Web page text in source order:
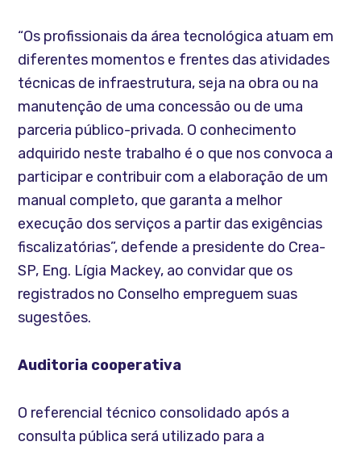
“Os profissionais da área tecnológica atuam em
diferentes momentos e frentes das atividades
técnicas de infraestrutura, seja na obra ou na
manutenção de uma concessão ou de uma
parceria público-privada. O conhecimento
adquirido neste trabalho é o que nos convoca a
participar e contribuir com a elaboração de um
manual completo, que garanta a melhor
execução dos serviços a partir das exigências
fiscalizatórias”, defende a presidente do Crea-
SP, Eng. Lígia Mackey, ao convidar que os
registrados no Conselho empreguem suas
sugestões.
Auditoria cooperativa
O referencial técnico consolidado após a
consulta pública será utilizado para a